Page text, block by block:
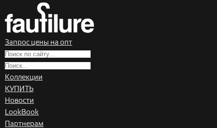
Запрос цены на опт
Коллекции
КУПИТЬ
Новости
LookBook
Партнерам